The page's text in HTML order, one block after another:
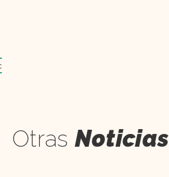
Otras Noticias